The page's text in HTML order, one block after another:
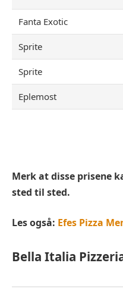
Fanta Exotic
Sprite
Sprite
Eplemost
Merk at disse prisene
sted til sted.
Les også: Efes Pizza
Bella Italia